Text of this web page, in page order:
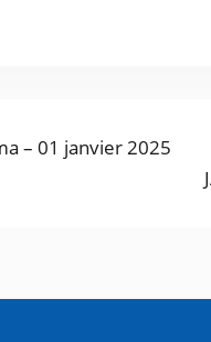
– 01 janvier 2025